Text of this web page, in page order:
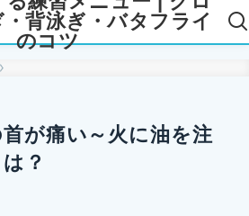
背泳ぎ・バタフライ
のコツ
が痛い～火に油を注
？